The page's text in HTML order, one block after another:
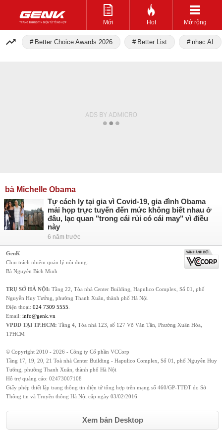
Mới Hot Mở rộng
Better Choice Awards 2026 Better List nhạc AI
bà Michelle Obama
Tự cách ly tại gia vì Covid-19, gia đình Obama
mải họp trực tuyến đến mức không biết nhau ở
đâu, lạc quan "trong cái rủi có cái may" vì điều
này
6 năm trước
GenK
Chịu trách nhiệm quản lý nội dung:
Bà Nguyễn Bích Minh
TRỤ SỞ HÀ NỘI: Tầng 22, Tòa nhà Center Building, Hapulico Complex, Số 01, phố
Nguyễn Huy Tưởng, phường Thanh Xuân, thành phố Hà Nội
Điện thoại: 024 7309 5555
Email: info@genk.vn
VPĐD TẠI TP.HCM: Tầng 4, Tòa nhà 123, số 127 Võ Văn Tần, Phường Xuân Hòa,
TPHCM
© Copyright 2010 - 2026 - Công ty Cổ phần VCCorp
Tầng 17, 19, 20, 21 Toà nhà Center Building - Hapulico Complex, Số 01, phố Nguyễn Huy
Tưởng, phường Thanh Xuân, thành phố Hà Nội
Hỗ trợ quảng cáo: 02473007108
Giấy phép thiết lập trang thông tin điện tử tổng hợp trên mạng số 460/GP-TTĐT do Sở
Thông tin và Truyền thông Hà Nội cấp ngày 03/02/2016
Xem bản Desktop